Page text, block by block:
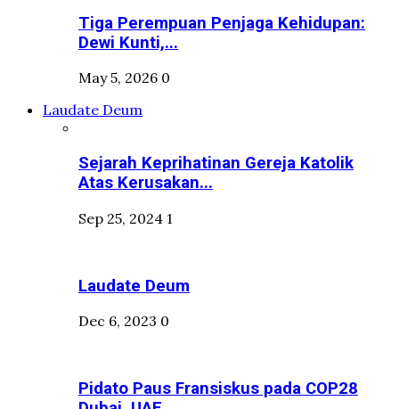
Tiga Perempuan Penjaga Kehidupan:
Dewi Kunti,...
May 5, 2026 0
Laudate Deum
Sejarah Keprihatinan Gereja Katolik
Atas Kerusakan...
Sep 25, 2024 1
Laudate Deum
Dec 6, 2023 0
Pidato Paus Fransiskus pada COP28